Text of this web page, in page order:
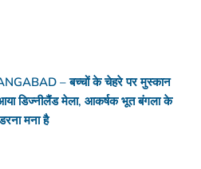
– बच्चों के चेहरे पर मुस्कान
डिज्नीलैंड मेला, आकर्षक भूत बंगला के
मना है